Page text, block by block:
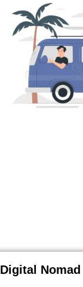
Digital Nomad